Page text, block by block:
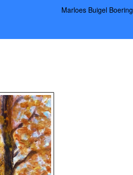
Marloes Buigel Boering